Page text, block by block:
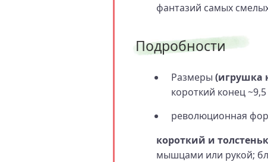
фантазий самых
Подробности
Размеры (игрушка
короткий конец
революционная
короткий и
мышцами или рукой;